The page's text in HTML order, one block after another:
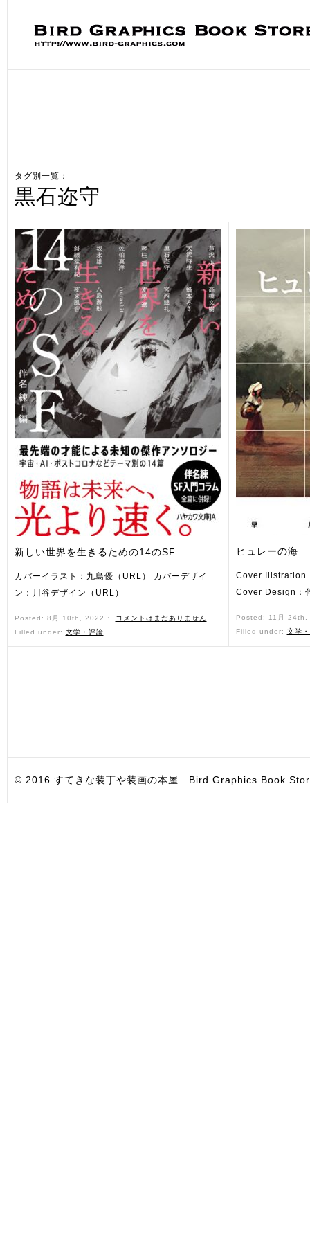
タグ別一覧：
黒石迩守
新しい世界を生きるための14のSF
カバーイラスト：九島優（URL） カバーデザイ
ン：川谷デザイン（URL）
Posted: 8月 10th, 2022 ˑ
コメントはまだありません
Filled under: 文学・評論
ヒュレーの海
Cover Illstration
Cover Design：
Posted: 11月
Filled under: 文学
© 2016 すてきな装丁や装画の本屋 Bird Graphics Book